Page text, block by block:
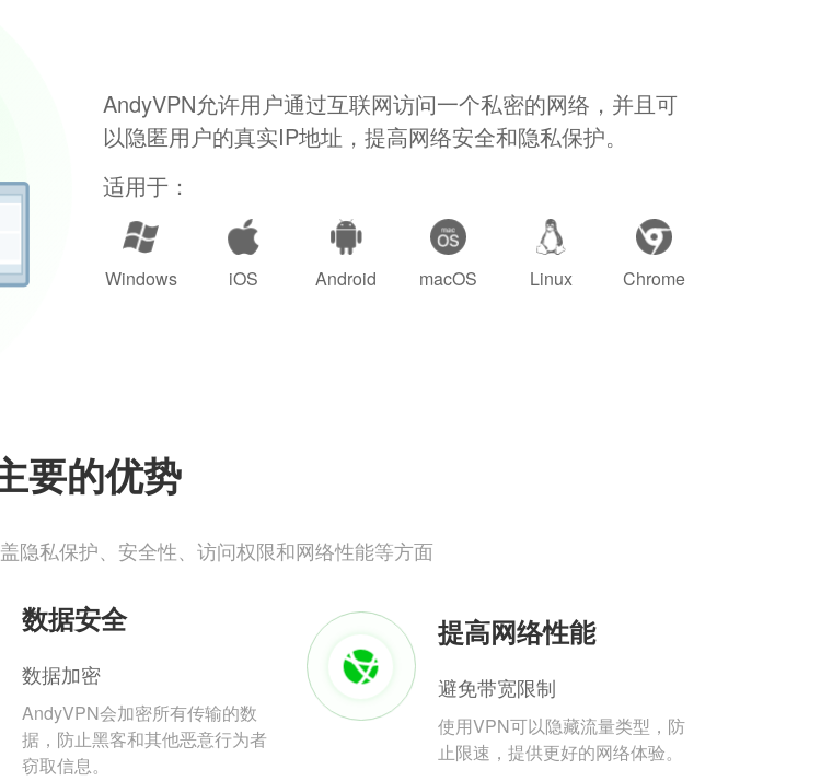
AndyVPN允许用户通过互联网访问一个私密的网络，并且可
以隐匿用户的真实IP地址，提高网络安全和隐私保护。
适用于：
Windows iOS Android macOS Linux Chrome
要的优势
隐私保护、安全性、访问权限和网络性能等方面
数据安全
数据加密
AndyVPN会加密所有传输的数
据，防止黑客和其他恶意行为者
窃取信息。
提高网络性能
避免带宽限制
使用VPN可以隐藏流量类型，防
止限速，提供更好的网络体验。